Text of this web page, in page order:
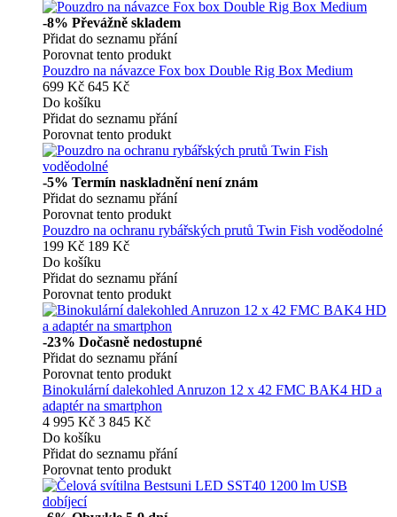
-8% Převážně skladem
Přidat do seznamu přání
Porovnat tento produkt
Pouzdro na návazce Fox box Double Rig Box Medium
699 Kč 645 Kč
Do košíku
Přidat do seznamu přání
Porovnat tento produkt
-5% Termín naskladnění není znám
Přidat do seznamu přání
Porovnat tento produkt
Pouzdro na ochranu rybářských prutů Twin Fish voděodolné
199 Kč 189 Kč
Do košíku
Přidat do seznamu přání
Porovnat tento produkt
-23% Dočasně nedostupné
Přidat do seznamu přání
Porovnat tento produkt
Binokulární dalekohled Anruzon 12 x 42 FMC BAK4 HD a
adaptér na smartphon
4 995 Kč 3 845 Kč
Do košíku
Přidat do seznamu přání
Porovnat tento produkt